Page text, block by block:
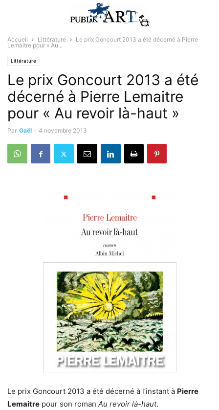
Accueil Littérature
Le prix Goncourt 2013 a été décerné à Pierre
Lemaitre pour « Au...
Littérature
Le prix Goncourt 2013 a été
décerné à Pierre Lemaitre
pour « Au revoir là-haut »
Par Gaël - 4 novembre 2013
Le prix Goncourt 2013 a été décerné à l’instant à Pierre
Lemaitre pour son roman Au revoir là-haut.